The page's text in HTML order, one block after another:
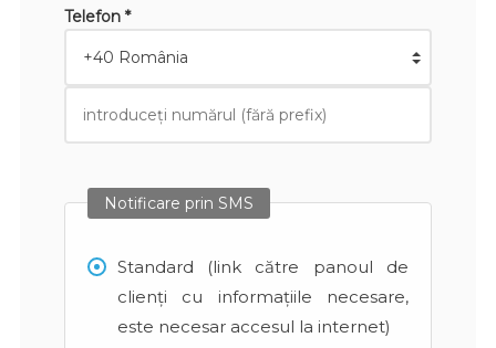
Telefon *
Notificare prin SMS
Standard (link către panoul de
clienți cu informațiile necesare,
este necesar accesul la internet)